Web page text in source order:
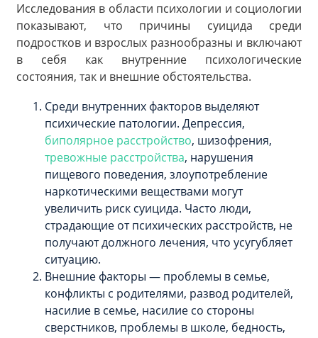
Исследования в области психологии и социологии
показывают, что причины суицида среди
подростков и взрослых разнообразны и включают
в себя как внутренние психологические
состояния, так и внешние обстоятельства.
Среди внутренних факторов выделяют
психические патологии. Депрессия,
биполярное расстройство, шизофрения,
тревожные расстройства, нарушения
пищевого поведения, злоупотребление
наркотическими веществами могут
увеличить риск суицида. Часто люди,
страдающие от психических расстройств, не
получают должного лечения, что усугубляет
ситуацию.
Внешние факторы — проблемы в семье,
конфликты с родителями, развод родителей,
насилие в семье, насилие со стороны
сверстников, проблемы в школе, бедность,